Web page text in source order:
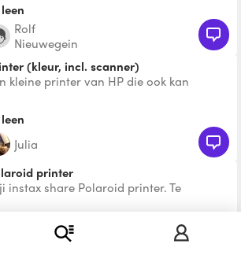
Rolf
Nieuwegein
(kleur, incl. scanner)
kleine printer van HP die ook kan
Julia
printer
instax share Polaroid printer. Te